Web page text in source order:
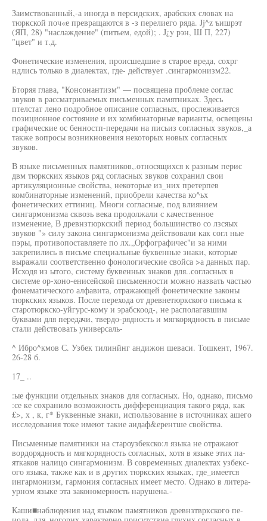
Заимствованный,-а иногда в персидских, арабских словах на
тюркской поч«е превращаются в -з перелиего ряда. Jj^z ъишрэт
(ЯП, 28) "наслаждение" (питьем, едой); . J¿y рэн, Ш П, 227)
"цвет" и т.д.
Фонетические изменения, происшедшие в старое вреда, сохрг
ндлись только в диалектах, где- действует .сингармонизм22.
Бторяя глава, "Консонантизм" — посвящена проблеме corлас
звуков в рассматриваемых письменных памятниках. Здесь
птелстат лено подробное описание согласных, прослеживается
позиционное состояние и их комбинаторные варианты, освещены
графические ос бенностп-передачи на письиз согласных звуков,_а
также вопросы возникновения некоторых новых согласных
звуков.
В языке письменных памятников,.относящихся к разным перис
двм тюркских языков ряд согласных звуков сохранил свои
артикуляционные свойства, некоторые из_них претерпев
комбинаторные изменений, приобрели качества ко^ьх
фонетических еттиниц. Многи согласные, под влиянием
сингармонизма сквозь века продолжали с качественное
изменение, В древнзтюркский период большинство со лзсяых
звуков "» силу закона сингармонизма действовали как согл ные
пэры, противопоставляете по лх.„Орфографичес"и за ними
закрепились в письме специальные буквенные знаки, которые
выражали соответственно фонологические свойса >а данных пар.
Исходя из ытого, систему буквенных знаков для..согласных в
системе ор-хоно-енисейской письменности можно назвать частью
фонематического алфавита, отражающей фонетические законы
тюркских языков. После перехода от древнетюркского письма к
старотюркско-уйгурс-кому и эрабскоод-, не располагавшим
буквами для передачи, твердо-рядность и мягкорядность в письме
стали действовать универсаль-
^ Ибро^кмов С. Узбек тилинйнг андижон шеваси. Тошкент, 1967.
26-28 б.
17_ ..
:ые функции отдельных знаков для согласных. Но, однако, письмо
:се ке сохранило возможность дифференциация такого ряда, как
£>, х , к, г* Буквенные знаки, использование в источниках ашего
исследования токе имеют такие аидаф&ерентше свойства.
Письменные памятники на староузбекско:л языка не отражают
вордорядность и мягкорядность согласных, хотя в языке этих па-
яткаков налицо сингармонизм. В современных диалектах узбекс-
ого языка, также как и в других тюркских языках, где_имеется
ингармонизм, гармония согласных имеет место. Однако в литера-
урном языке эта закономерность нарушена.-
Каши■наблюдения над языком памятников древнзтвркского пе-